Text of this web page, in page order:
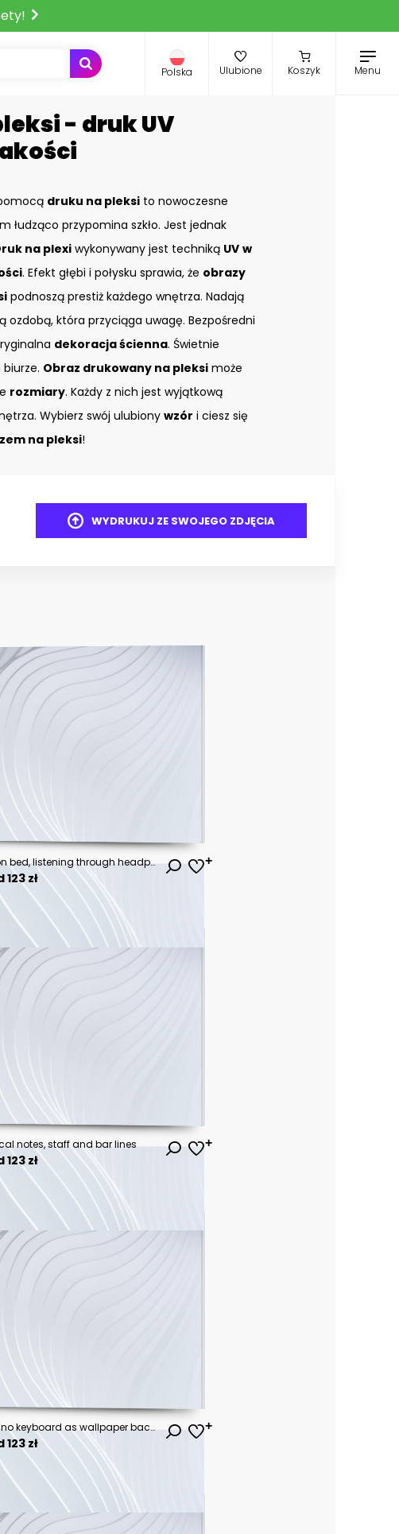
Polska Ulubione Koszyk Menu
- druk UV
druku na pleksi to nowoczesne
łudząco przypomina szkło. Jest jednak
na plexi wykonywany jest techniką UV w
. Efekt głębi i połysku sprawia, że obrazy
podnoszą prestiż każdego wnętrza. Nadają
ozdobą, która przyciąga uwagę. Bezpośredni
dekoracja ścienna. Świetnie
Obraz drukowany na pleksi może
rozmiary. Każdy z nich jest wyjątkową
Wybierz swój ulubiony wzór i ciesz się
na pleksi!
WYDRUKUJ ZE SWOJEGO ZDJĘCIA
Teenager girl lying on bed, listening through headphones beside portable CD player, relaxing during study break and expressing youth leisure. Top view, ideal for teen lifestyle campaigns
zł
notes, staff and bar lines
zł
Abstract colorful paino keyboard as wallpaper background
zł